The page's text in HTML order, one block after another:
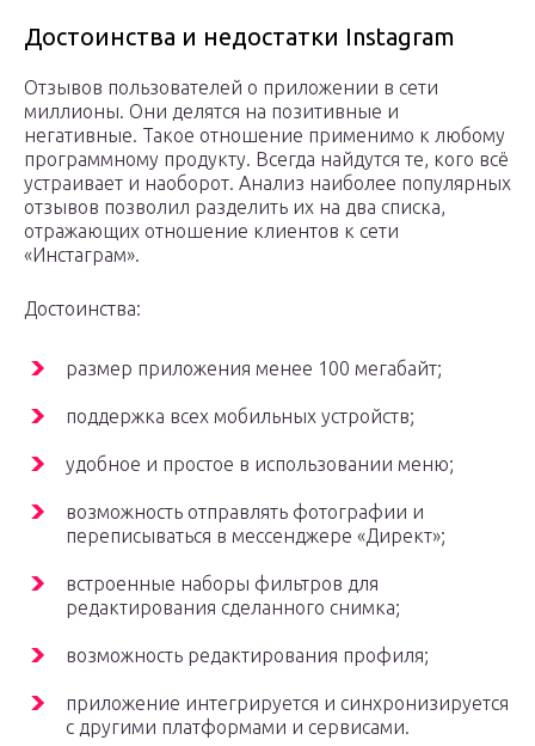
Достоинства и недостатки Instagram
Отзывов пользователей о приложении в сети
миллионы. Они делятся на позитивные и
негативные. Такое отношение применимо к любому
программному продукту. Всегда найдутся те, кого всё
устраивает и наоборот. Анализ наиболее популярных
отзывов позволил разделить их на два списка,
отражающих отношение клиентов к сети
«Инстаграм».
Достоинства:
размер приложения менее 100 мегабайт;
поддержка всех мобильных устройств;
удобное и простое в использовании меню;
возможность отправлять фотографии и
переписываться в мессенджере «Директ»;
встроенные наборы фильтров для
редактирования сделанного снимка;
возможность редактирования профиля;
приложение интегрируется и синхронизируется
с другими платформами и сервисами.